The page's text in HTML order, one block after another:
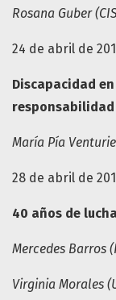
Rosana Guber
24 de
Discapacidad
María Pía
28 de
40 años de lucha
Mercedes Barros
Virginia Morales